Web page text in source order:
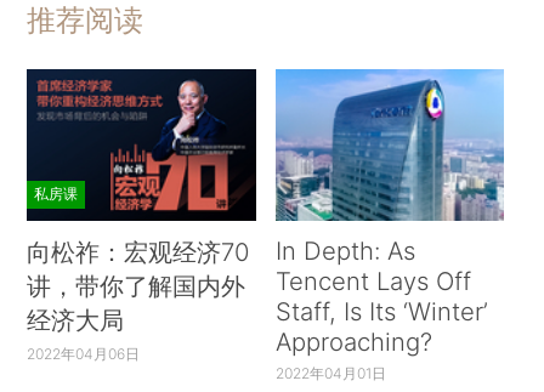
推荐阅读
私房课
向松祚：宏观经济70
讲，带你了解国内外
经济大局
2022年04月06日
In Depth: As
Tencent Lays Off
Staff, Is Its ‘Winter’
Approaching?
2022年04月01日